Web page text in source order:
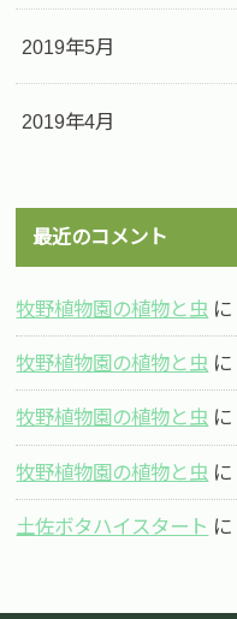
2019年5月
2019年4月
最近のコメント
牧野植物園の植物と虫 に
牧野植物園の植物と虫 に
牧野植物園の植物と虫 に
牧野植物園の植物と虫 に
土佐ボタハイスタート に